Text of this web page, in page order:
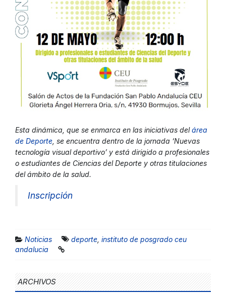
Esta dinámica, que se enmarca en las iniciativas delárea
de Deporte , se encuentra dentro de la jornada ‘Nuevas
tecnología visual deportivo’ y está dirigido a profesionales
o estudiantes de Ciencias del Deporte y otras titulaciones
del ámbito de la salud.
Inscripción
Noticias deporte instituto de posgrado ceu
andalucia
ARCHIVOS